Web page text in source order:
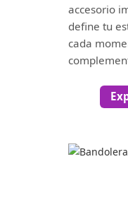
accesorio
define tu
cada